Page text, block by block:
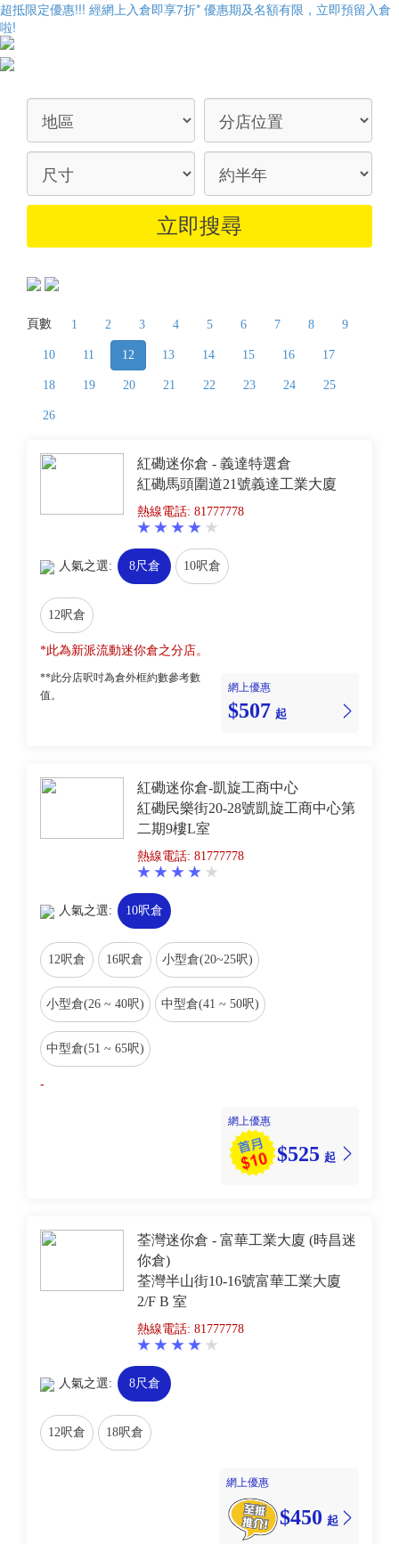
超抵限定優惠!!! 經網上入倉即享7折* 優惠期及名額有限，立即預留入倉
啦!
頁數 1 2 3 4 5 6 7 8 9
10 11 12 13 14 15 16 17
18 19 20 21 22 23 24 25
26
紅磡迷你倉 - 義達特選倉
紅磡馬頭圍道21號義達工業大廈
熱線電話: 81777778
人氣之選: 8尺倉 10呎倉
12呎倉
*此為新派流動迷你倉之分店。
**此分店呎吋為倉外框約數參考數
值。
網上優惠
$507 起
紅磡迷你倉-凱旋工商中心
紅磡民樂街20-28號凱旋工商中心第
二期9樓L室
熱線電話: 81777778
人氣之選: 10呎倉
12呎倉 16呎倉 小型倉(20~25呎)
小型倉(26 ~ 40呎) 中型倉(41 ~ 50呎)
中型倉(51 ~ 65呎)
-
網上優惠
$525 起
荃灣迷你倉 - 富華工業大廈 (時昌迷
你倉)
荃灣半山街10-16號富華工業大廈
2/F B 室
熱線電話: 81777778
人氣之選: 8尺倉
12呎倉 18呎倉
網上優惠
$450 起